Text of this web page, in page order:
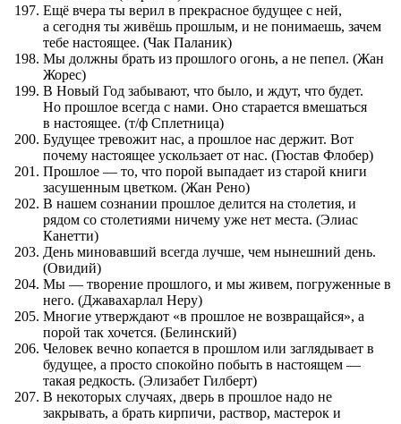
Ещё вчера ты верил в прекрасное будущее с ней,
а сегодня ты живёшь прошлым, и не понимаешь, зачем
тебе настоящее. (Чак Паланик)
Мы должны брать из прошлого огонь, а не пепел. (Жан
Жорес)
В Новый Год забывают, что было, и ждут, что будет.
Но прошлое всегда с нами. Оно старается вмешаться
в настоящее. (т/ф Сплетница)
Будущее тревожит нас, а прошлое нас держит. Вот
почему настоящее ускользает от нас. (Гюстав Флобер)
Прошлое — то, что порой выпадает из старой книги
засушенным цветком. (Жан Рено)
В нашем сознании прошлое делится на столетия, и
рядом со столетиями ничему уже нет места. (Элиас
Канетти)
День миновавший всегда лучше, чем нынешний день.
(Овидий)
Мы — творение прошлого, и мы живем, погруженные в
него. (Джавахарлал Неру)
Многие утверждают «в прошлое не возвращайся», а
порой так хочется. (Белинский)
Человек вечно копается в прошлом или заглядывает в
будущее, а просто спокойно побыть в настоящем —
такая редкость. (Элизабет Гилберт)
В некоторых случаях, дверь в прошлое надо не
закрывать, a брать кирпичи, раствор, мастерок и